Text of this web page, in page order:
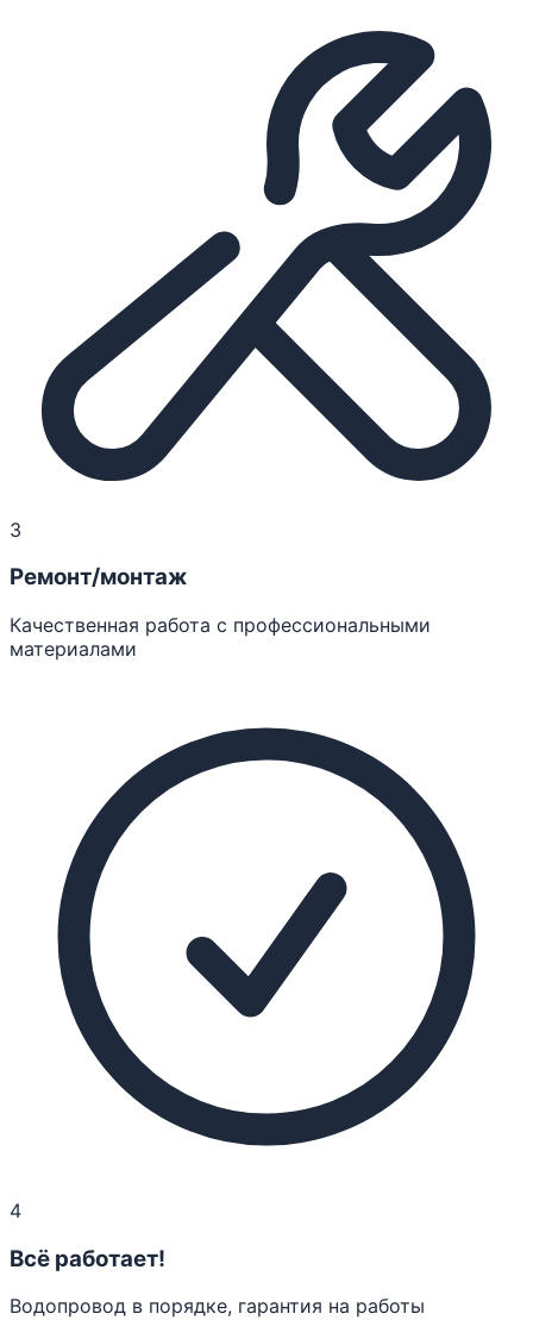
3
Ремонт/монтаж
Качественная работа с профессиональными
материалами
4
Всё работает!
Водопровод в порядке, гарантия на работы